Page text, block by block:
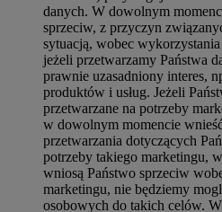
danych. W dowolnym
sprzeciw, z przyczyn
sytuacją, wobec
jeżeli przetwarzamy Państwa
prawnie uzasadniony interes,
produktów i usług. Jeżeli
przetwarzane na potrzeby
w dowolnym momencie
przetwarzania dotyczących
potrzeby takiego marketingu,
wniosą Państwo sprzeciw
marketingu, nie będziemy
osobowych do takich celów.